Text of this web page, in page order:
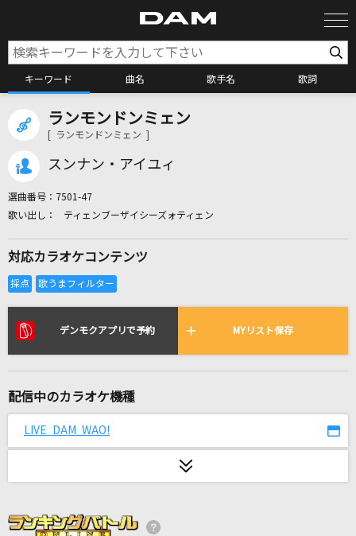
キーワード 曲名 歌手名 歌詞
カラオケ検索
リアルタイムで歌われている曲の一覧
逢いたくていま(ビデオクリップバージョン)
ANTENNA
ランモンドンミェン
[ ランモンドンミェン ]
スンナン・アイユィ
選曲番号： 7501-47
ティェンブーザイシーズォティェン
対応カラオケコンテンツ
デンモクアプリで予約 MYリスト保存
配信中のカラオケ機種
LIVE DAM WAO!